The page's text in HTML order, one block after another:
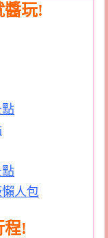
醬玩!
人包
程!